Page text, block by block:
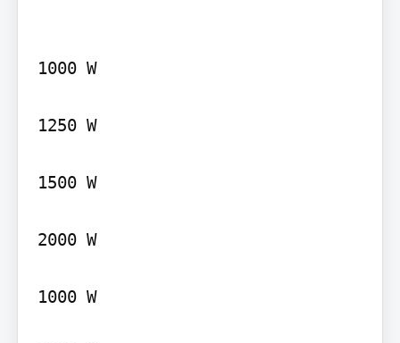
1000 W
1250 W
1500 W
2000 W
1000 W